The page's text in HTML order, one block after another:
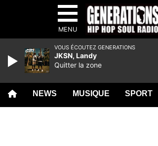
MENU
NEWS MUSIQUE SPORT
VOUS ÉCOUTEZ GENERATIONS
JKSN, Landy
Quitter la zone